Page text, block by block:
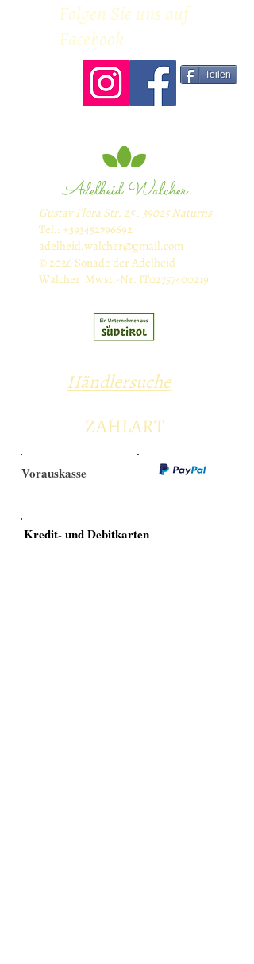
Folgen Sie uns auf
Facebook
Teilen
Adelheid Walcher
Gustav Flora Str. 25 , 39025 Naturns
Tel.: +393452796692
adelheid.walcher@gmail.com
© 2026 Sonade der Adelheid
Walcher Mwst.-Nr. IT02757400219
Händlersuche
ZAHLART
Vorauskasse
Kredit- und Debitkarten